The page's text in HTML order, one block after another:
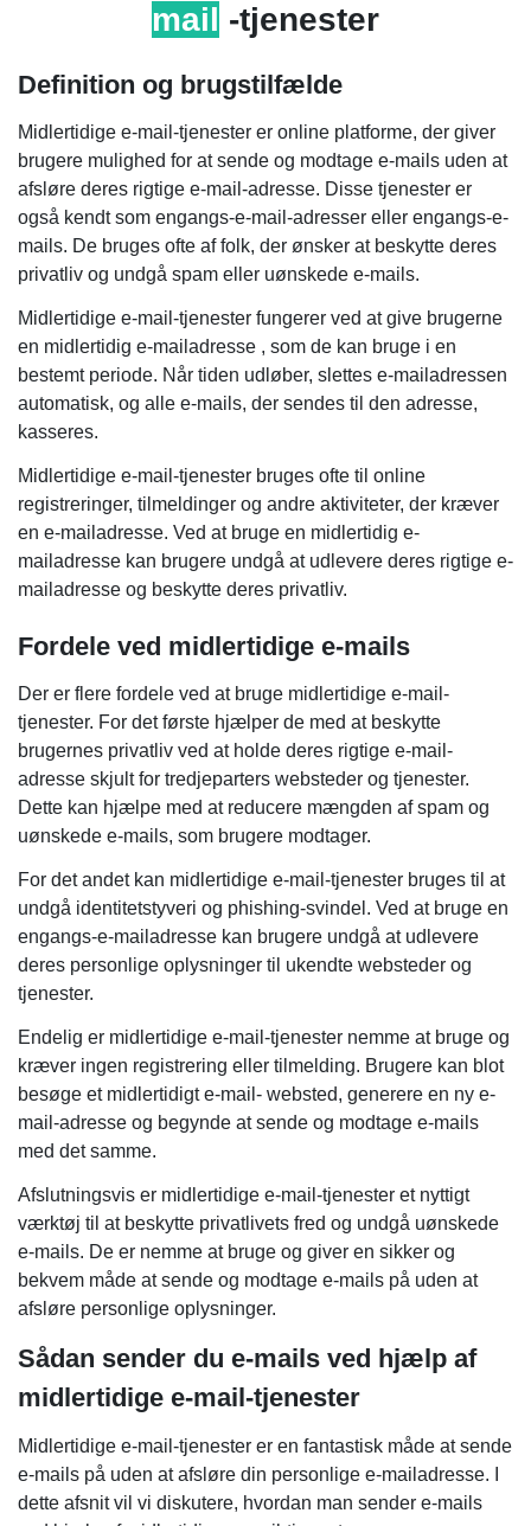
mail -tjenester
Definition og brugstilfælde
Midlertidige e-mail-tjenester er online platforme, der giver
brugere mulighed for at sende og modtage e-mails uden at
afsløre deres rigtige e-mail-adresse. Disse tjenester er
også kendt som engangs-e-mail-adresser eller engangs-e-
mails. De bruges ofte af folk, der ønsker at beskytte deres
privatliv og undgå spam eller uønskede e-mails.
Midlertidige e-mail-tjenester fungerer ved at give brugerne
en midlertidig e-mailadresse , som de kan bruge i en
bestemt periode. Når tiden udløber, slettes e-mailadressen
automatisk, og alle e-mails, der sendes til den adresse,
kasseres.
Midlertidige e-mail-tjenester bruges ofte til online
registreringer, tilmeldinger og andre aktiviteter, der kræver
en e-mailadresse. Ved at bruge en midlertidig e-
mailadresse kan brugere undgå at udlevere deres rigtige e-
mailadresse og beskytte deres privatliv.
Fordele ved midlertidige e-mails
Der er flere fordele ved at bruge midlertidige e-mail-
tjenester. For det første hjælper de med at beskytte
brugernes privatliv ved at holde deres rigtige e-mail-
adresse skjult for tredjeparters websteder og tjenester.
Dette kan hjælpe med at reducere mængden af ​​spam og
uønskede e-mails, som brugere modtager.
For det andet kan midlertidige e-mail-tjenester bruges til at
undgå identitetstyveri og phishing-svindel. Ved at bruge en
engangs-e-mailadresse kan brugere undgå at udlevere
deres personlige oplysninger til ukendte websteder og
tjenester.
Endelig er midlertidige e-mail-tjenester nemme at bruge og
kræver ingen registrering eller tilmelding. Brugere kan blot
besøge et midlertidigt e-mail- websted, generere en ny e-
mail-adresse og begynde at sende og modtage e-mails
med det samme.
Afslutningsvis er midlertidige e-mail-tjenester et nyttigt
værktøj til at beskytte privatlivets fred og undgå uønskede
e-mails. De er nemme at bruge og giver en sikker og
bekvem måde at sende og modtage e-mails på uden at
afsløre personlige oplysninger.
Sådan sender du e-mails ved hjælp af
midlertidige e-mail-tjenester
Midlertidige e-mail-tjenester er en fantastisk måde at sende
e-mails på uden at afsløre din personlige e-mailadresse. I
dette afsnit vil vi diskutere, hvordan man sender e-mails